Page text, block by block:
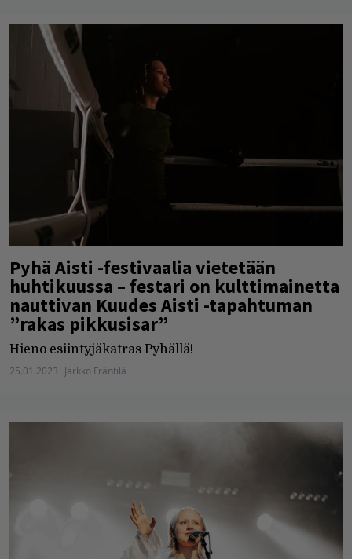
Pyhä Aisti -festivaalia vietetään
huhtikuussa – festari on kulttimainetta
nauttivan Kuudes Aisti -tapahtuman
”rakas pikkusisar”
Hieno esiintyjäkatras Pyhällä!
25.01.2023 Jarkko Fräntilä